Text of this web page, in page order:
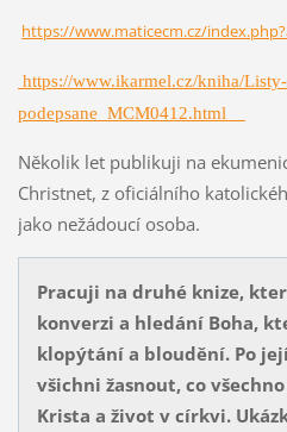
https://www.maticecm.cz/
https://www.ikarmel.cz/kniha/
podepsane_MCM0412.html
Několik let publikuji na
Christnet, z oficiálního
jako nežádoucí osoba.
Pracuji na druhé knize,
konverzi a hledání Boha,
klopýtání a bloudění. Po
všichni žasnout, co
Krista a život v církvi.